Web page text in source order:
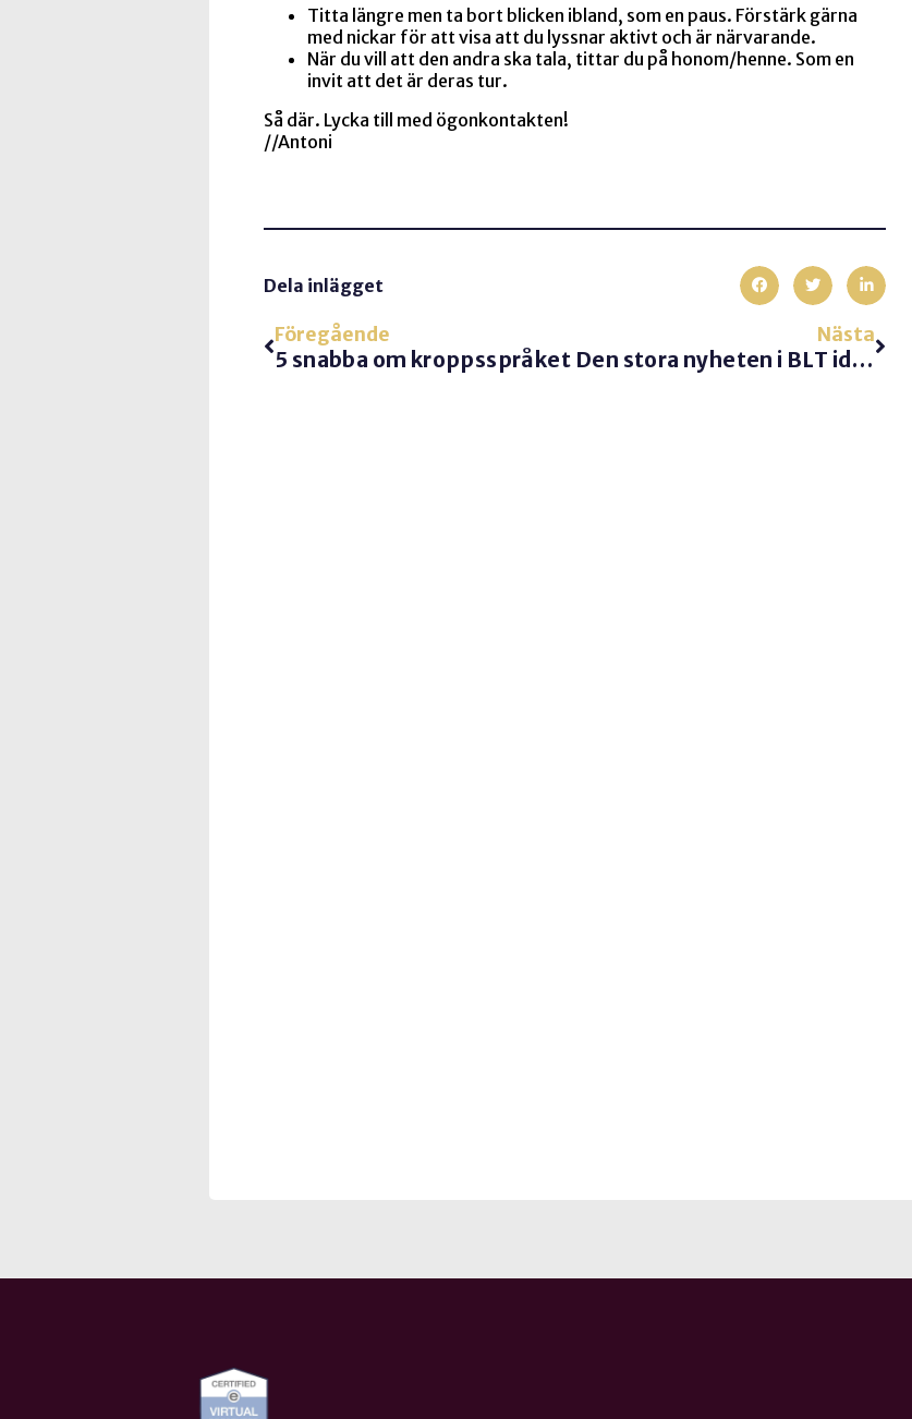
Titta längre men ta bort blicken ibland, som en paus. Förstärk gärna
med nickar för att visa att du lyssnar aktivt och är närvarande.
När du vill att den andra ska tala, tittar du på honom/henne. Som en
invit att det är deras tur.
Så där. Lycka till med ögonkontakten!
//Antoni
Dela inlägget
Föregående
5 snabba om kroppsspråket
Nästa
Den stora nyheten i BLT idag…